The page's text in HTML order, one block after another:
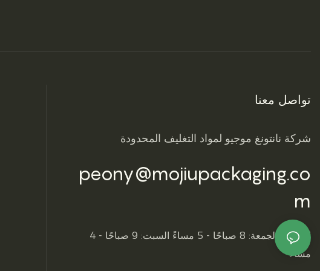
تواصل معنا
شركة نانتونغ موجيو لمواد التغليف المحدودة
peony@mojiupackaging.co
m
الاثنين - الجمعة: 8 صباحًا - 5 مساءً السبت: 9 صباحًا - 4
مساءً